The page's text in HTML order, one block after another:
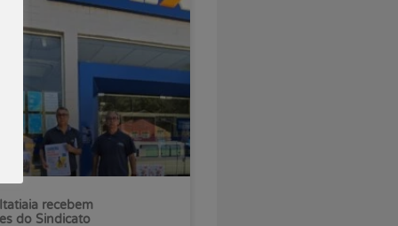
recebem
do Sindicato